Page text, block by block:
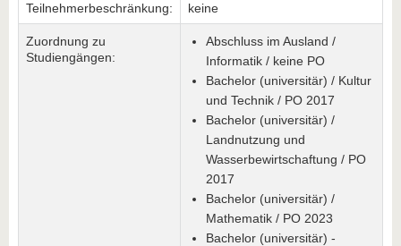
Teilnehmerbeschränkung: keine
Zuordnung zu
Studiengängen:
Abschluss im Ausland /
Informatik / keine PO
Bachelor (universitär) / Kultur
und Technik / PO 2017
Bachelor (universitär) /
Landnutzung und
Wasserbewirtschaftung / PO
2017
Bachelor (universitär) /
Mathematik / PO 2023
Bachelor (universitär) -